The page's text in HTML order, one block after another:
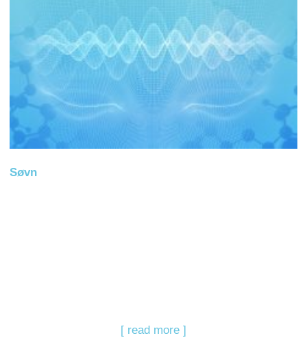
Søvn
[ read more ]